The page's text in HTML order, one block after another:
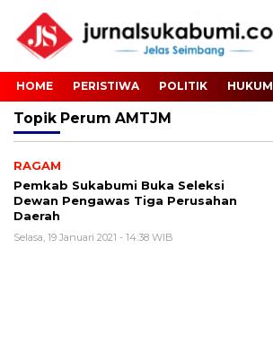
HOME PERISTIWA POLITIK HUKUM
Topik Perum AMTJM
RAGAM
Pemkab Sukabumi Buka Seleksi
Dewan Pengawas Tiga Perusahan
Daerah
Selasa, 19 Januari 2021 - 14:38 WIB